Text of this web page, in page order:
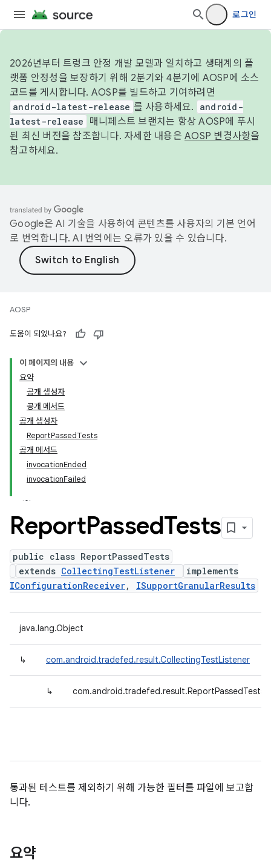
로그인
2026년부터 트렁크 안정 개발 모델과 일치하고 생태계의 플
랫폼 안정성을 보장하기 위해 2분기와 4분기에 AOSP에 소스
코드를 게시합니다. AOSP를 빌드하고 기여하려면
android-latest-release 를 사용하세요.
android-
latest-release
매니페스트 브랜치는 항상 AOSP에 푸시
된 최신 버전을 참조합니다. 자세한 내용은 AOSP 변경사항을
참고하세요.
Google은 AI 기술을 사용하여 콘텐츠를 사용자의 기본 언어
로 번역합니다. AI 번역에는 오류가 있을 수 있습니다.
AOSP
도움이 되었나요?
이 페이지의 내용
요약
공개 생성자
공개 메서드
공개 생성자
ReportPassedTests
공개 메서드
invocationEnded
invocationFailed
ReportPassedTests
public class ReportPassedTests
extends CollectingTestListener
implements
IConfigurationReceiver, ISupportGranularResults
java.lang.Object
↳ com.android.tradefed.result.CollectingTestListener
↳ com.android.tradefed.result.ReportPassedTests
통과된 테스트를 제외하기 위해 가능한 필터를 파일에 보고합
니다.
요약